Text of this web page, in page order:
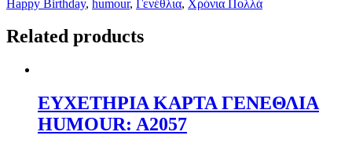
Happy Birthday, humour, Γενέθλια, Χρόνια Πολλά
Related products
ΕΥΧΕΤΗΡΙΑ ΚΑΡΤΑ ΓΕΝΕΘΛΙΑ
HUMOUR: A2057